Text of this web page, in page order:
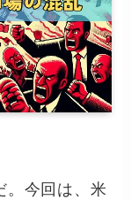
今回は、米